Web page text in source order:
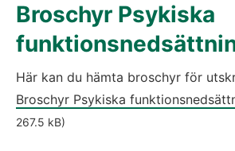
Broschyr Psykiska
Här kan du hämta broschyr för
Broschyr Psykiska
267.5 kB)